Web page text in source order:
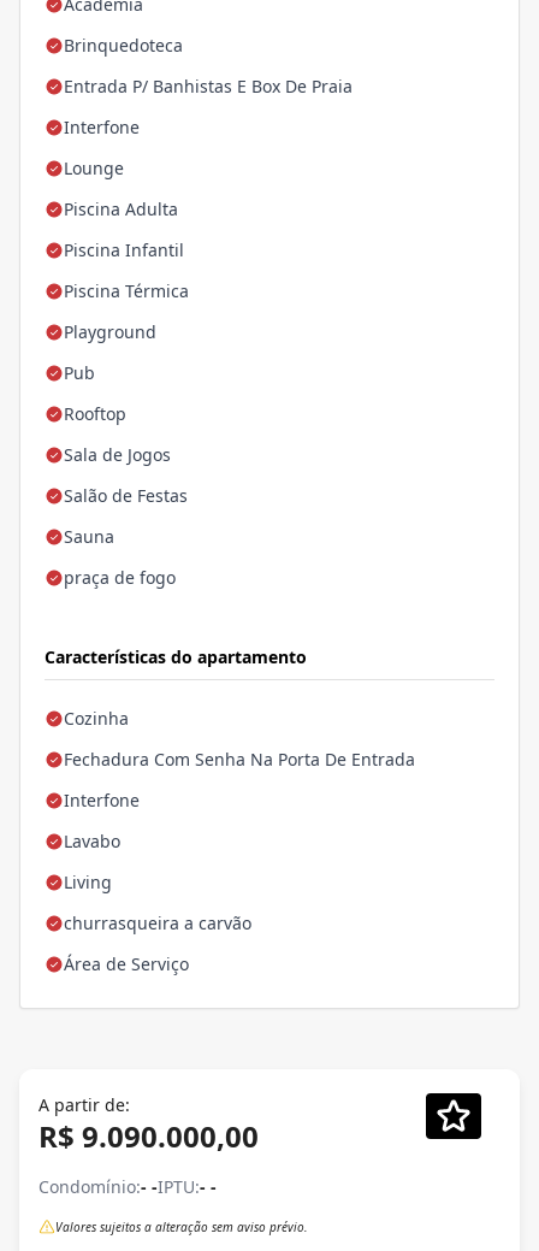
Brinquedoteca
Entrada P/ Banhistas E Box De Praia
Interfone
Lounge
Piscina Adulta
Piscina Infantil
Piscina Térmica
Playground
Pub
Rooftop
Sala de Jogos
Salão de Festas
Sauna
praça de fogo
Características do apartamento
Cozinha
Fechadura Com Senha Na Porta De Entrada
Interfone
Lavabo
Living
churrasqueira a carvão
Área de Serviço
A partir de:
R$ 9.090.000,00
Condomínio:- -IPTU:- -
Valores sujeitos a alteração sem aviso prévio.